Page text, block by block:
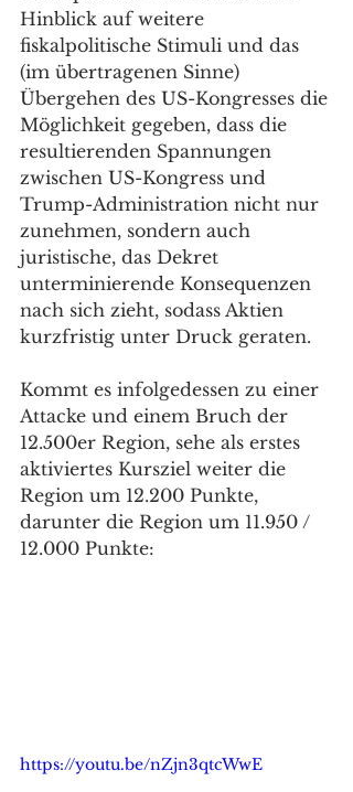
Hinblick auf weitere
fiskalpolitische Stimuli und das
(im übertragenen Sinne)
Übergehen des US-Kongresses die
Möglichkeit gegeben, dass die
resultierenden Spannungen
zwischen US-Kongress und
Trump-Administration nicht nur
zunehmen, sondern auch
juristische, das Dekret
unterminierende Konsequenzen
nach sich zieht, sodass Aktien
kurzfristig unter Druck geraten.
Kommt es infolgedessen zu einer
Attacke und einem Bruch der
12.500er Region, sehe als erstes
aktiviertes Kursziel weiter die
Region um 12.200 Punkte,
darunter die Region um 11.950 /
12.000 Punkte:
https://youtu.be/nZjn3qtcWwE